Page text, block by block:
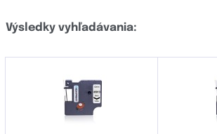
šírka 12 mm(29)
šírka 16 mm(0)
šírka 18 mm(0)
šírka 24 mm(17)
farebná (0)
červená(10)
Výsledky vyhľadávania: